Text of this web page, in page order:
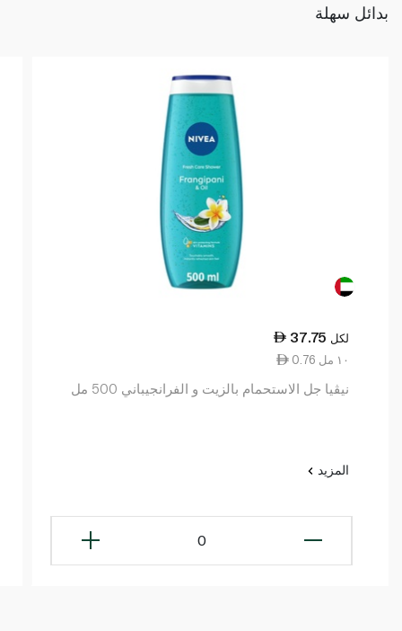
بدائل سهلة
37.75 لكل
0.76 ١٠ مل
نيڤيا جل الاستحمام بالزيت و الفرانجيباني 500 مل
المزيد
0